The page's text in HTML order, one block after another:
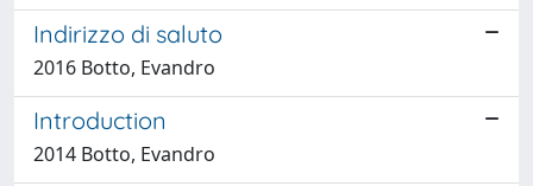
Indirizzo di saluto
2016 Botto, Evandro
Introduction
2014 Botto, Evandro